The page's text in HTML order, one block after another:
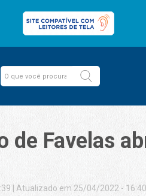
de Favelas
Atualizado em 25/04/2022 - 16:40